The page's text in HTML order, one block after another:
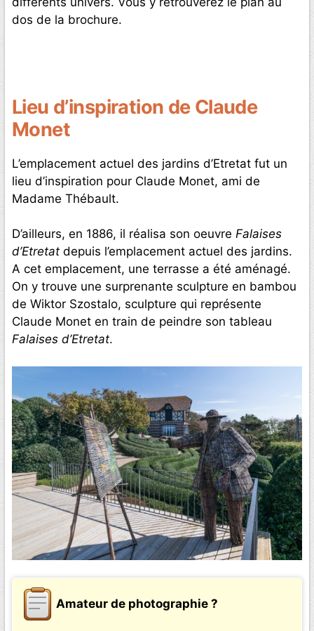
dos de la brochure.
Lieu d’inspiration de Claude
Monet
L’emplacement actuel des jardins d’Etretat fut un
lieu d’inspiration pour Claude Monet, ami de
Madame Thébault.
D’ailleurs, en 1886, il réalisa son oeuvre Falaises
d’Etretat depuis l’emplacement actuel des jardins.
A cet emplacement, une terrasse a été aménagé.
On y trouve une surprenante sculpture en bambou
de Wiktor Szostalo, sculpture qui représente
Claude Monet en train de peindre son tableau
Falaises d’Etretat.
Amateur de photographie ?